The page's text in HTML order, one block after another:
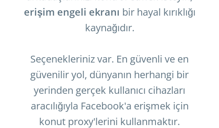
erişim engeli ekranı bir hayal kırıklığı
kaynağıdır.
Seçenekleriniz var. En güvenli ve en
güvenilir yol, dünyanın herhangi bir
yerinden gerçek kullanıcı cihazları
aracılığıyla Facebook'a erişmek için
konut proxy'lerini kullanmaktır.